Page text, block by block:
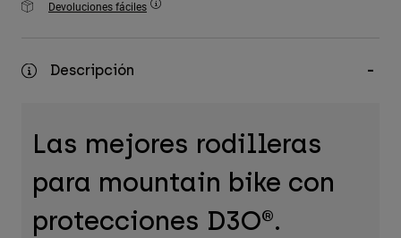
Accesorios
Bolsas y Mochilas
Ver todo
Devoluciones fáciles
Descripción
Las mejores rodilleras
para mountain bike con
protecciones D3O®.